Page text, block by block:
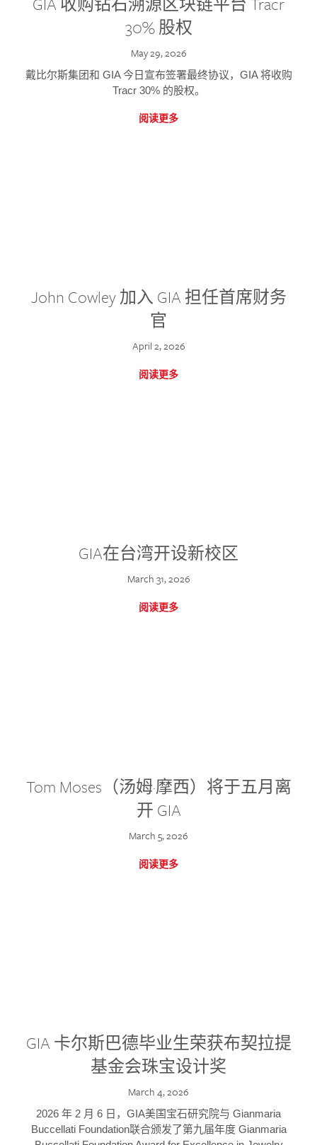
30% 股权
May 29, 2026
戴比尔斯集团和 GIA 今日宣布签署最终协议，GIA 将收购
Tracr 30% 的股权。
阅读更多
John Cowley 加入 GIA 担任首席财务
官
April 2, 2026
阅读更多
GIA在台湾开设新校区
March 31, 2026
阅读更多
Tom Moses（汤姆·摩西）将于五月离
开 GIA
March 5, 2026
阅读更多
GIA 卡尔斯巴德毕业生荣获布契拉提
基金会珠宝设计奖
March 4, 2026
2026 年 2 月 6 日，GIA美国宝石研究院与 Gianmaria
Buccellati Foundation联合颁发了第九届年度 Gianmaria